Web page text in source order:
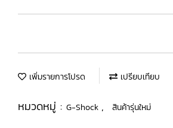
เพิ่มรายการโปรด เปรียบเทียบ
หมวดหมู่ : G-Shock , สินค้ารุ่นใหม่